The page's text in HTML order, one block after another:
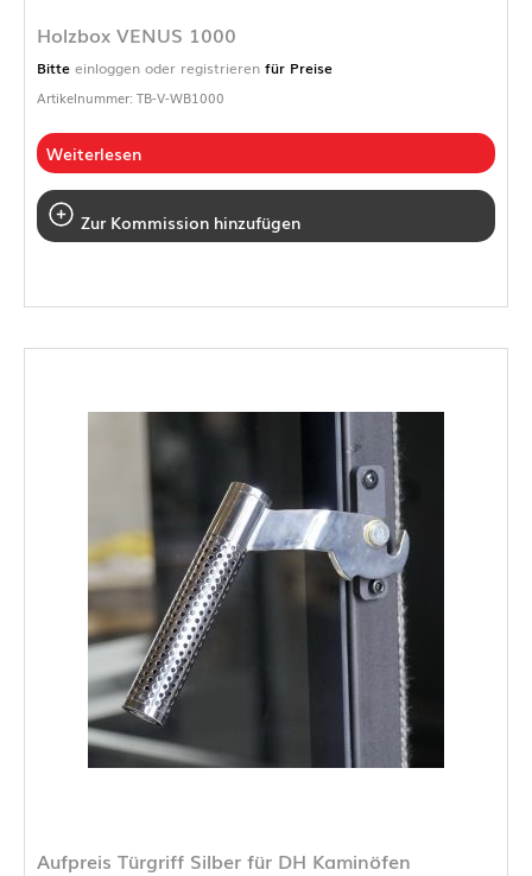
Holzbox VENUS 1000
Bitte einloggen oder registrieren für Preise
Artikelnummer: TB-V-WB1000
Weiterlesen
Zur Kommission hinzufügen
Aufpreis Türgriff Silber für DH Kaminöfen